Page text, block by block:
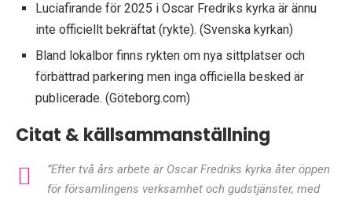
Luciafirande för 2025 i Oscar Fredriks kyrka är ännu
inte officiellt bekräftat (rykte). (Svenska kyrkan)
Bland lokalbor finns rykten om nya sittplatser och
förbättrad parkering men inga officiella besked är
publicerade. (Göteborg.com)
Citat & källsammanställning
”Efter två års arbete är Oscar Fredriks kyrka åter öppen
för församlingens verksamhet och gudstjänster, med